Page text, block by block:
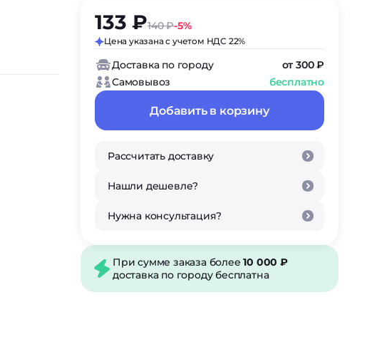
133 ₽140 ₽-5%
Цена указана с учетом НДС 22%
Доставка по городу
от 300 ₽
Самовывоз
бесплатно
Добавить в корзину
Рассчитать доставку
Нашли дешевле?
Нужна консультация?
При сумме заказа более10 000 ₽
доставка по городу бесплатна